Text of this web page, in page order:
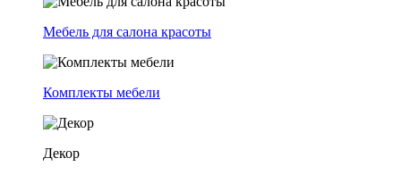
Мебель для салона красоты
Комплекты мебели
Декор